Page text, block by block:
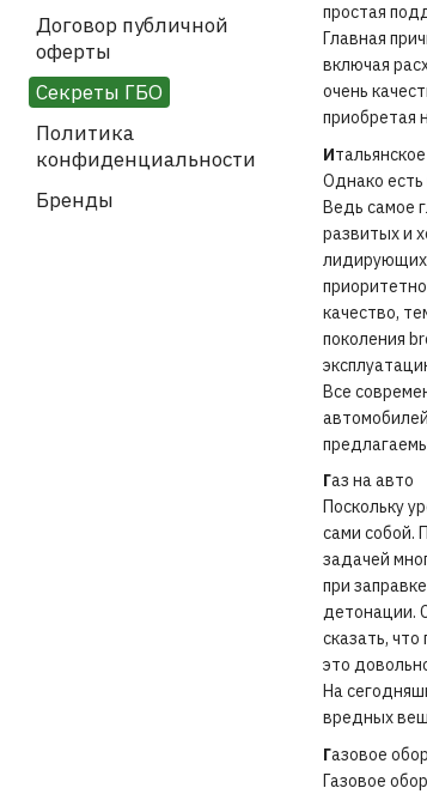
простая
Главная
включая
очень
приобретая
И
Однако есть
Ведь самое
развитых и
лидирующих
качество,
поколения
Все
Газ на авто
Поскольку
сами собой.
задачей
при
детонации.
сказать,
это
На
вредных
Газовое
Газовое
Договор публичной
оферты
Секреты ГБО
Политика
конфиденциальности
Бренды